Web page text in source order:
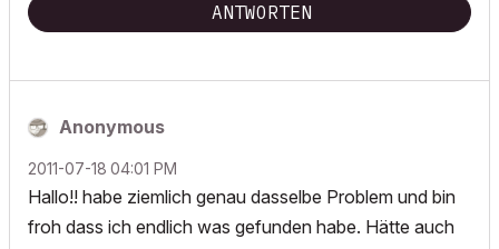
ANTWORTEN
Anonymous
‎2011-07-18 04:01 PM
Hallo!! habe ziemlich genau dasselbe Problem und bin
froh dass ich endlich was gefunden habe. Hätte auch